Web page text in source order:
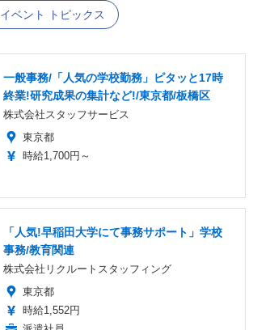
イベント トピックス
一般事務/「人気の学校勤務」ピタッと17時
終業!研究成果の集計など!/東京都/板橋区
株式会社スタッフサービス
東京都
時給1,700円～
「人気!早稲田大学にて事務サポート」学校
事務/教育関連
株式会社リクルートスタッフィング
東京都
時給1,552円